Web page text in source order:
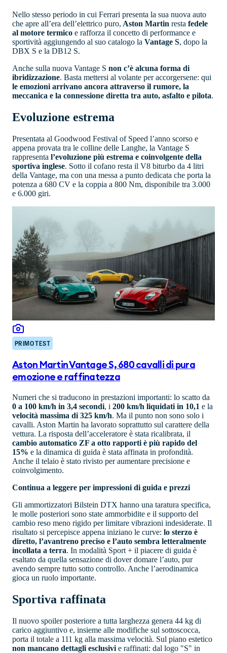
Nello stesso periodo in cui Ferrari presenta la sua nuova auto
che apre all’era dell’elettrico puro, Aston Martin resta fedele
al motore termico e rafforza il concetto di performance e
sportività aggiungendo al suo catalogo la Vantage S, dopo la
DBX S e la DB12 S.
Anche sulla nuova Vantage S non c’è alcuna forma di
ibridizzazione. Basta mettersi al volante per accorgersene: qui
le emozioni arrivano ancora attraverso il rumore, la
meccanica e la connessione diretta tra auto, asfalto e pilota.
Evoluzione estrema
Presentata al Goodwood Festival of Speed l’anno scorso e
appena provata tra le colline delle Langhe, la Vantage S
rappresenta l’evoluzione più estrema e coinvolgente della
sportiva inglese. Sotto il cofano resta il V8 biturbo da 4 litri
della Vantage, ma con una messa a punto dedicata che porta la
potenza a 680 CV e la coppia a 800 Nm, disponibile tra 3.000
e 6.000 giri.
PRIMO TEST
Aston Martin Vantage S, 680 cavalli di pura
emozione e raffinatezza
Numeri che si traducono in prestazioni importanti: lo scatto da
0 a 100 km/h in 3,4 secondi, i 200 km/h liquidati in 10,1 e la
velocità massima di 325 km/h. Ma il punto non sono solo i
cavalli. Aston Martin ha lavorato soprattutto sul carattere della
vettura. La risposta dell’acceleratore è stata ricalibrata, il
cambio automatico ZF a otto rapporti è più rapido del
15% e la dinamica di guida è stata affinata in profondità.
Anche il telaio è stato rivisto per aumentare precisione e
coinvolgimento.
Continua a leggere per impressioni di guida e prezzi
Gli ammortizzatori Bilstein DTX hanno una taratura specifica,
le molle posteriori sono state ammorbidite e il supporto del
cambio reso meno rigido per limitare vibrazioni indesiderate. Il
risultato si percepisce appena iniziano le curve: lo sterzo è
diretto, l’avantreno preciso e l’auto sembra letteralmente
incollata a terra. In modalità Sport + il piacere di guida è
esaltato da quella sensazione di dover domare l’auto, pur
avendo sempre tutto sotto controllo. Anche l’aerodinamica
gioca un ruolo importante.
Sportiva raffinata
Il nuovo spoiler posteriore a tutta larghezza genera 44 kg di
carico aggiuntivo e, insieme alle modifiche sul sottoscocca,
porta il totale a 111 kg alla massima velocità. Sul piano estetico
non mancano dettagli esclusivi e raffinati: dal logo "S" in